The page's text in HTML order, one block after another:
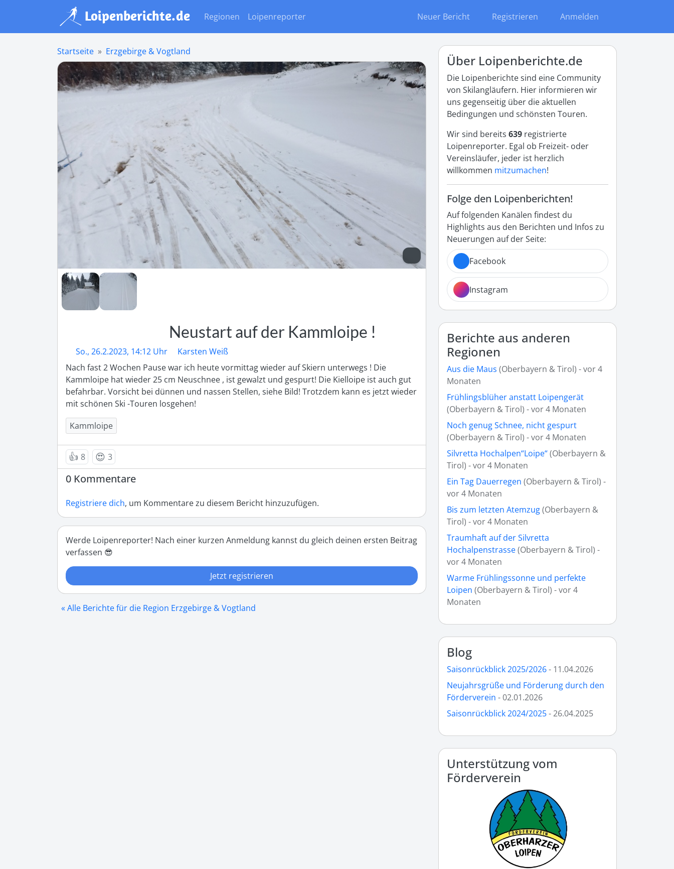
Regionen Loipenreporter Neuer Bericht Registrieren Anmelden
Startseite Erzgebirge & Vogtland
Neustart auf der Kammloipe !
So., 26.2.2023, 14:12 Uhr
Karsten Weiß
Nach fast 2 Wochen Pause war ich heute vormittag wieder auf Skiern unterwegs ! Die
Kammloipe hat wieder 25 cm Neuschnee , ist gewalzt und gespurt! Die Kielloipe ist auch gut
befahrbar. Vorsicht bei dünnen und nassen Stellen, siehe Bild! Trotzdem kann es jetzt wieder
mit schönen Ski -Touren losgehen!
Kammloipe
👍 8 😍 3
0 Kommentare
Registriere dich, um Kommentare zu diesem Bericht hinzuzufügen.
Werde Loipenreporter! Nach einer kurzen Anmeldung kannst du gleich deinen ersten Beitrag
verfassen 😎
Jetzt registrieren
« Alle Berichte für die Region Erzgebirge & Vogtland
Über Loipenberichte.de
Die Loipenberichte sind eine Community
von Skilangläufern. Hier informieren wir
uns gegenseitig über die aktuellen
Bedingungen und schönsten Touren.
Wir sind bereits 639 registrierte
Loipenreporter. Egal ob Freizeit- oder
Vereinsläufer, jeder ist herzlich
willkommen mitzumachen!
Folge den Loipenberichten!
Auf folgenden Kanälen findest du
Highlights aus den Berichten und Infos zu
Neuerungen auf der Seite:
Facebook
Instagram
Berichte aus anderen
Regionen
Aus die Maus (Oberbayern & Tirol) - vor 4
Monaten
Frühlingsblüher anstatt Loipengerät
(Oberbayern & Tirol) - vor 4 Monaten
Noch genug Schnee, nicht gespurt
(Oberbayern & Tirol) - vor 4 Monaten
Silvretta Hochalpen“Loipe“(Oberbayern &
Tirol) - vor 4 Monaten
Ein Tag Dauerregen (Oberbayern & Tirol) -
vor 4 Monaten
Bis zum letzten Atemzug(Oberbayern &
Tirol) - vor 4 Monaten
Traumhaft auf der Silvretta
Hochalpenstrasse(Oberbayern & Tirol) -
vor 4 Monaten
Warme Frühlingssonne und perfekte
Loipen (Oberbayern & Tirol) - vor 4
Monaten
Blog
Saisonrückblick 2025/2026- 11.04.2026
Neujahrsgrüße und Förderung durch den
Förderverein - 02.01.2026
Saisonrückblick 2024/2025- 26.04.2025
Unterstützung vom
Förderverein